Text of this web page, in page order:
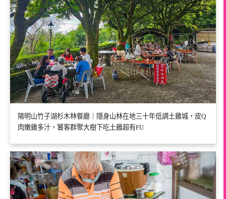
陽明山竹子湖杉木林餐廳｜隱身山林在地三十年低調土雞城，皮Q
肉嫩雞多汁，饕客群聚大樹下吃土雞超有FU